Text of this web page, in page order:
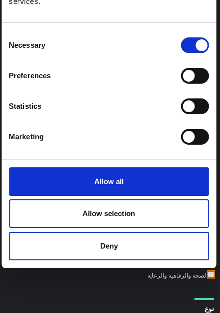
Selection
Necessary
Preferences
Statistics
Marketing
Allow all
Allow selection
Deny
جنوب آسيا
نعم
المراكز الإقليمية:
غرب افريقيا
مواضيع المحور الإقليمي:
البيئة والمناخ
الأمن الغذائي وسبل العيش
الصحة والرفاهية والرعاية
نوع